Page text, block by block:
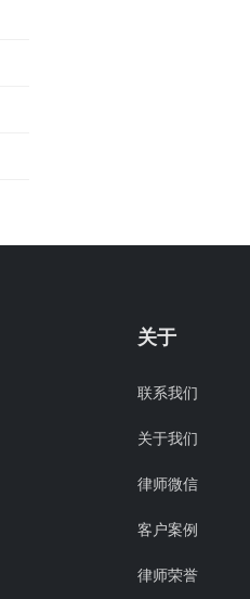
关于
联系我们
关于我们
律师微信
客户案例
律师荣誉